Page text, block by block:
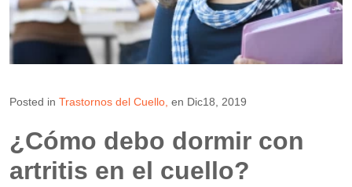
Posted in Trastornos del Cuello en Dic18, 2019
¿Cómo debo dormir con
artritis en el cuello?